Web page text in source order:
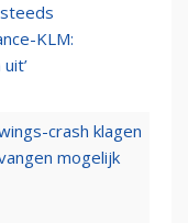
KLM:
crash klagen
mogelijk